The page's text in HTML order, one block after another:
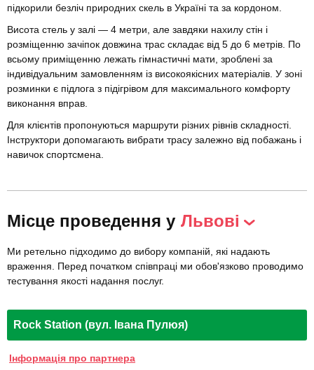
підкорили безліч природних скель в Україні та за кордоном.
Висота стель у залі — 4 метри, але завдяки нахилу стін і
розміщенню зачіпок довжина трас складає від 5 до 6 метрів. По
всьому приміщенню лежать гімнастичні мати, зроблені за
індивідуальним замовленням із високоякісних матеріалів. У зоні
розминки є підлога з підігрівом для максимального комфорту
виконання вправ.
Для клієнтів пропонуються маршрути різних рівнів складності.
Інструктори допомагають вибрати трасу залежно від побажань і
навичок спортсмена.
Місце проведення у Львові
Ми ретельно підходимо до вибору компаній, які надають
враження. Перед початком співпраці ми обов'язково проводимо
тестування якості надання послуг.
Rock Station (вул. Івана Пулюя)
Інформація про партнера